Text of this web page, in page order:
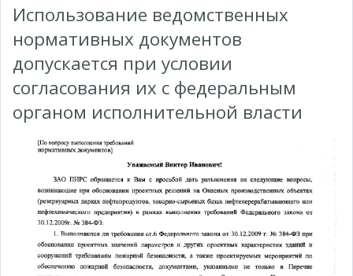
Использование ведомственных
нормативных документов
допускается при условии
согласования их с федеральным
органом исполнительной власти